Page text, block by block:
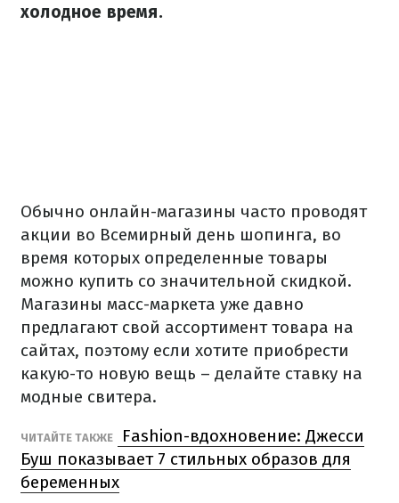
холодное время.
Обычно онлайн-магазины часто проводят
акции во Всемирный день шопинга, во
время которых определенные товары
можно купить со значительной скидкой.
Магазины масс-маркета уже давно
предлагают свой ассортимент товара на
сайтах, поэтому если хотите приобрести
какую-то новую вещь – делайте ставку на
модные свитера.
ЧИТАЙТЕ ТАКЖЕ
Fashion-вдохновение: Джесси
Буш показывает 7 стильных образов для
беременных